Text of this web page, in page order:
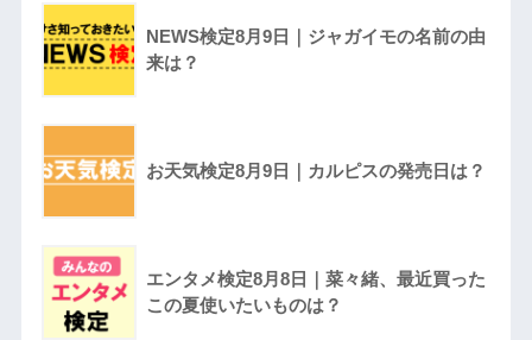
NEWS検定8月9日｜ジャガイモの名前の由
来は？
お天気検定8月9日｜カルピスの発売日は？
エンタメ検定8月8日｜菜々緒、最近買った
この夏使いたいものは？